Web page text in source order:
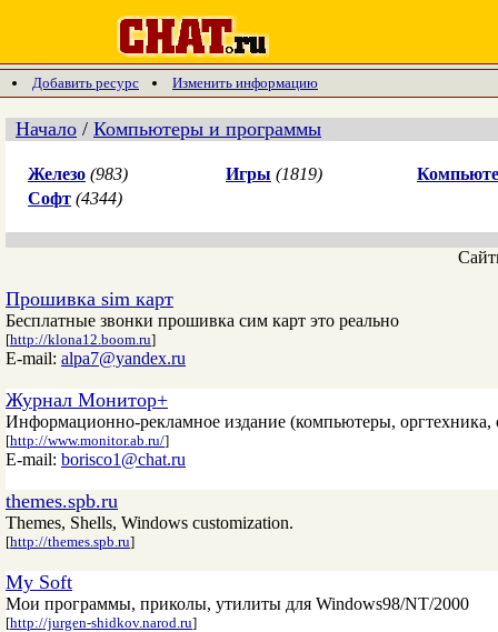
Добавить ресурс Изменить информацию
Начало / Компьютеры и программы
Железо (983) Игры (1819)
Софт (4344)
Прошивка sim карт
Бесплатные звонки прошивка сим карт это реально
[http://klona12.boom.ru]
E-mail: alpa7@yandex.ru
Журнал Монитор+
Информационно-рекламное издание (компьютеры, оргтехника,
[http://www.monitor.ab.ru/]
E-mail: borisco1@chat.ru
themes.spb.ru
Themes, Shells, Windows customization.
[http://themes.spb.ru]
My Soft
Мои программы, приколы, утилиты для Windows98/NT/2000
[http://jurgen-shidkov.narod.ru]